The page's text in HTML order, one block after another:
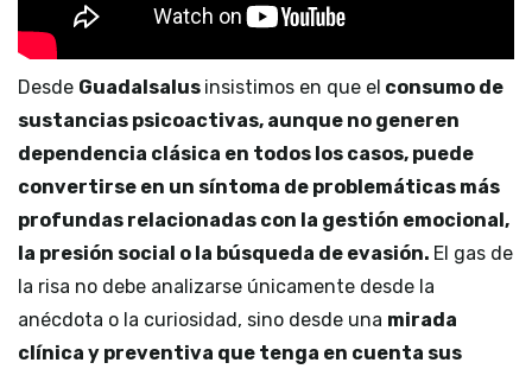
Desde Guadalsalus insistimos en que el consumo de
sustancias psicoactivas, aunque no generen
dependencia clásica en todos los casos, puede
convertirse en un síntoma de problemáticas más
profundas relacionadas con la gestión emocional,
la presión social o la búsqueda de evasión. El gas de
la risa no debe analizarse únicamente desde la
anécdota o la curiosidad, sino desde una mirada
clínica y preventiva que tenga en cuenta sus